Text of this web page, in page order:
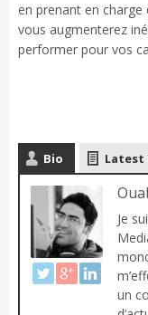
en prenant en
vous augmenterez
performer pour vos
Bio Latest
Je
un